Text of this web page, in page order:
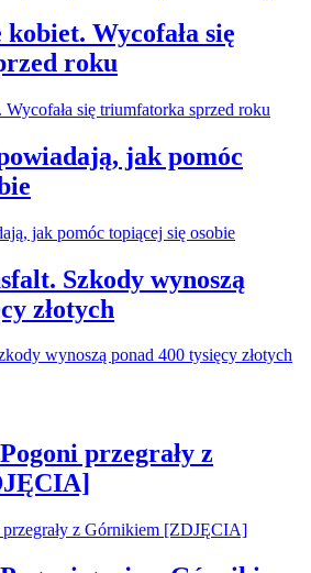
Wycofała się
roku
jak pomóc
Szkody wynoszą
złotych
przegrały z